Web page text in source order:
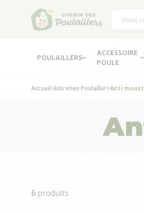
POULAILLERS
ACCESSOIRE
POULE
Accueil Entretien Poulailler Anti
6 produits